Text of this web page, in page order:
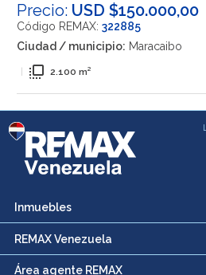
Precio: USD $150.000,00
Código REMAX: 322885
Ciudad / municipio: Maracaibo
flip_to_front 2.100 m²
Inmuebles
REMAX Venezuela
Área agente REMAX